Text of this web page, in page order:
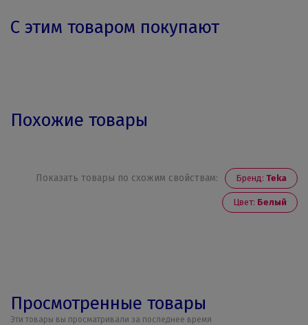
С этим товаром покупают
Похожие товары
Показать товары по схожим свойствам: Бренд: Teka
Цвет: Белый
Просмотренные товары
Эти товары вы просматривали за последнее время